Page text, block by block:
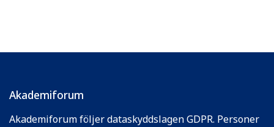
Akademiforum
Akademiforum följer dataskyddslagen GDPR. Personer